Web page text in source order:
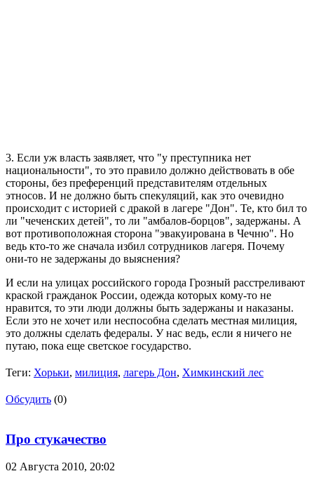
3. Если уж власть заявляет, что "у преступника нет
национальности", то это правило должно действовать в обе
стороны, без преференций представителям отдельных
этносов. И не должно быть спекуляций, как это очевидно
происходит с историей с дракой в лагере "Дон". Те, кто бил то
ли "чеченских детей", то ли "амбалов-борцов", задержаны. А
вот противоположная сторона "эвакуирована в Чечню". Но
ведь кто-то же сначала избил сотрудников лагеря. Почему
они-то не задержаны до выяснения?
И если на улицах российского города Грозный расстреливают
краской гражданок России, одежда которых кому-то не
нравится, то эти люди должны быть задержаны и наказаны.
Если это не хочет или неспособна сделать местная милиция,
это должны сделать федералы. У нас ведь, если я ничего не
путаю, пока еще светское государство.
Теги: Хорьки, милиция, лагерь Дон, Химкинский лес
Обсудить (0)
Про стукачество
02 Августа 2010, 20:02